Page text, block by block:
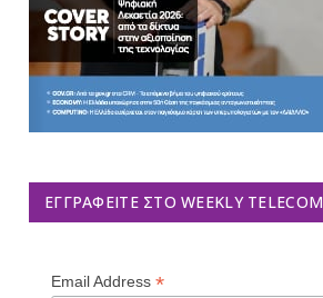
ΕΓΓΡΑΦΕΊΤΕ ΣΤΟ WEEKLY TELECOM
Email Address *